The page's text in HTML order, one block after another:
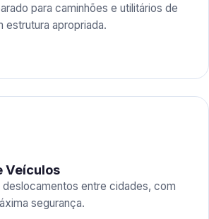
para caminhões e utilitários de
estrutura apropriada.
Veículos
deslocamentos entre cidades, com
segurança.